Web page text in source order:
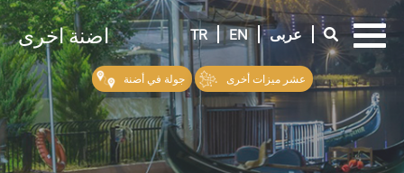
TR EN عربى اضنة اخرى -
-
-
جولة في أضنة
عشر ميزات أخرى